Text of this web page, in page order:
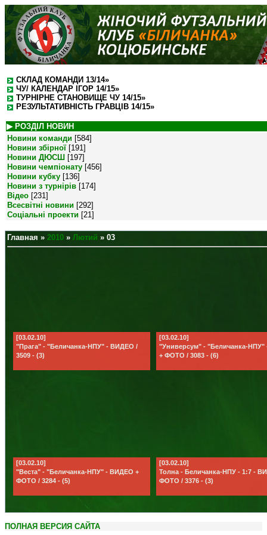
СКЛАД КОМАНДИ 13/14»
ЧУ/ КАЛЕНДАР ІГОР 14/15»
ТУРНІРНЕ СТАНОВИЩЕ ЧУ 14/15»
РЕЗУЛЬТАТИВНІСТЬ ГРАВЦІВ 14/15»
▶ РОЗДІЛ НОВИН
Новини команди [584]
Новини збірної [191]
Новини ДЮСШ [197]
Новини чемпіонату [456]
Новини кубку [136]
Новини з турнірів [174]
Відео [231]
Всесвітні новини [292]
Соціальні проекти [21]
Главная » 2010 » Лютий » 03
[03.02.10]
"Прага" - "Беличанка-НПУ" - ВИДЕО /
3509 - (3)
[03.02.10]
"Универсум" - "Беличанка-
+ ФОТО / 3083 - (6)
[03.02.10]
"Веста" - "Беличанка-НПУ" - ВИДЕО +
ФОТО / 3284 - (5)
[03.02.10]
Толна - Беличанка-НПУ - 1:7 -
ФОТО / 3376 - (3)
ПОЛНАЯ ВЕРСИЯ САЙТА